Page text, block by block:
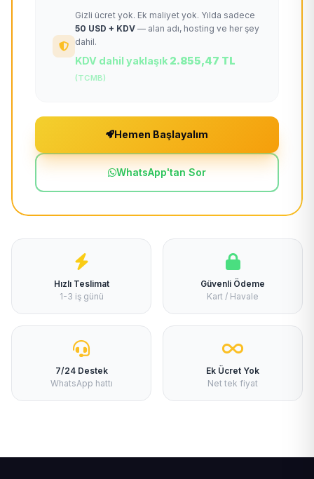
Gizli ücret yok. Ek maliyet yok. Yılda sadece
50 USD + KDV — alan adı, hosting ve her şey
dahil.
KDV dahil yaklaşık 2.855,47 TL
(TCMB)
Hemen Başlayalım
WhatsApp'tan Sor
Hızlı Teslimat
1-3 iş günü
Güvenli Ödeme
Kart / Havale
7/24 Destek
WhatsApp hattı
Ek Ücret Yok
Net tek fiyat